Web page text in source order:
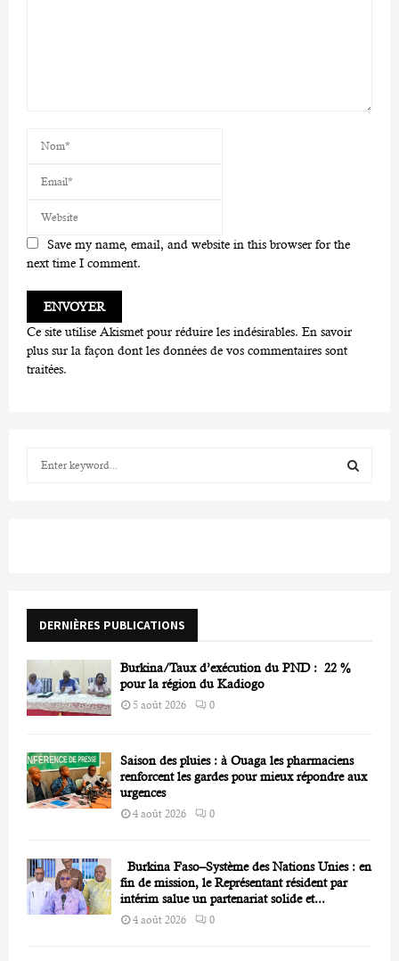
Save my name, email, and website in this browser for the
next time I comment.
Ce site utilise Akismet pour réduire les indésirables. En savoir
plus sur la façon dont les données de vos commentaires sont
traitées.
r
DERNIÈRES PUBLICATIONS
Burkina/Taux d’exécution du PND : 22 %
pour la région du Kadiogo
5 août 2026 0
Saison des pluies : à Ouaga les pharmaciens
renforcent les gardes pour mieux répondre aux
urgences
4 août 2026 0
Burkina Faso–Système des Nations Unies : en
fin de mission, le Représentant résident par
intérim salue un partenariat solide et...
4 août 2026 0